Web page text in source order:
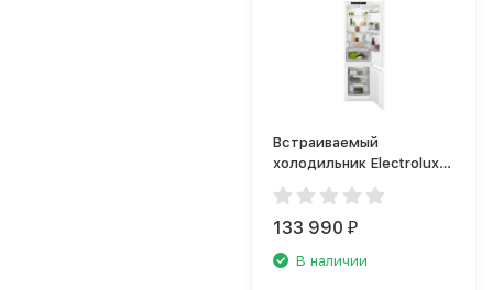
Встраиваемый
холодильник Electrolux
RNS9TE19S
133 990₽
В наличии